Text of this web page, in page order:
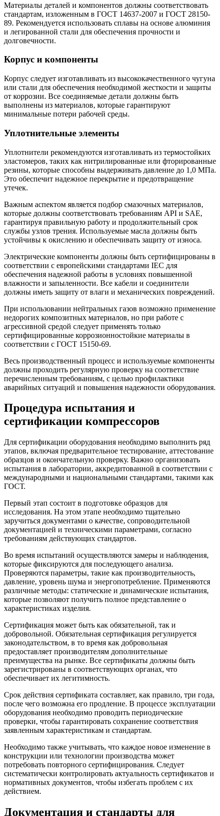
Материалы деталей и компонентов должны соответствовать
стандартам, изложенным в ГОСТ 14637-2007 и ГОСТ 28150-
89. Рекомендуется использовать сплавы на основе алюминия
и легированной стали для обеспечения прочности и
долговечности.
Корпус и компоненты
Корпус следует изготавливать из высококачественного чугуна
или стали для обеспечения необходимой жесткости и защиты
от коррозии. Все соединяемые детали должны быть
выполнены из материалов, которые гарантируют
минимальные потери рабочей среды.
Уплотнительные элементы
Уплотнители рекомендуются изготавливать из термостойких
эластомеров, таких как нитрилированные или фторированные
резины, которые способны выдерживать давление до 1,0 МПа.
Это обеспечит надежное перекрытие и предотвращение
утечек.
Важным аспектом является подбор смазочных материалов,
которые должны соответствовать требованиям API и SAE,
гарантируя правильную работу и продолжительный срок
службы узлов трения. Используемые масла должны быть
устойчивы к окислению и обеспечивать защиту от износа.
Электрические компоненты должны быть сертифицированы в
соответствии с европейскими стандартами IEC для
обеспечения надежной работы в условиях повышенной
влажности и запыленности. Все кабели и соединители
должны иметь защиту от влаги и механических повреждений.
При использовании нейтральных газов возможно применение
недорогих композитных материалов, но при работе с
агрессивной средой следует применять только
сертифицированные коррозионностойкие материалы в
соответствии с ГОСТ 15150-69.
Весь производственный процесс и используемые компоненты
должны проходить регулярную проверку на соответствие
перечисленным требованиям, с целью профилактики
аварийных ситуаций и повышения надежности оборудования.
Процедура испытания и
сертификации компрессоров
Для сертификации оборудования необходимо выполнить ряд
этапов, включая предварительное тестирование, аттестование
образцов и окончательную проверку. Важно организовать
испытания в лаборатории, аккредитованной в соответствии с
международными и национальными стандартами, такими как
ГОСТ.
Первый этап состоит в подготовке образцов для
исследования. На этом этапе необходимо тщательно
заручиться документами о качестве, сопроводительной
документацией и техническими параметрами, согласно
требованиям действующих стандартов.
Во время испытаний осуществляются замеры и наблюдения,
которые фиксируются для последующего анализа.
Проверяются параметры, такие как производительность,
давление, уровень шума и энергопотребление. Применяются
различные методы: статические и динамические испытания,
которые позволяют получить полное представление о
характеристиках изделия.
Сертификация может быть как обязательной, так и
добровольной. Обязательная сертификация регулируется
законодательством, в то время как добровольная
предоставляет производителям дополнительные
преимущества на рынке. Все сертификаты должны быть
зарегистрированы в соответствующих органах, что
обеспечивает их легитимность.
Срок действия сертификата составляет, как правило, три года,
после чего возможна его продление. В процессе эксплуатации
оборудования необходимо проводить периодические
проверки, чтобы гарантировать сохранение соответствия
заявленным характеристикам и стандартам.
Необходимо также учитывать, что каждое новое изменение в
конструкции или технологии производства может
потребовать повторного сертифицирования. Следует
систематически контролировать актуальность сертификатов и
нормативных документов, чтобы избегать проблем с их
действием.
Документация и стандарты для